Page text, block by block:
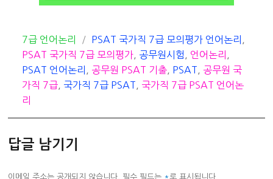
카
테
고
리
7급 언어논리
태
그
PSAT 국가직 7급 모의평가 언어논리
PSAT 국가직 7급 모의평가
공무원시험 언어논리
PSAT 언어논리
공무원 PSAT 기출 PSAT
공무원 국
가직 7급
국가직 7급 PSAT
국가직 7급 PSAT 언어논
리
답글 남기기
이메일 주소는 공개되지 않습니다. 필수 필드는 *로 표시됩니다